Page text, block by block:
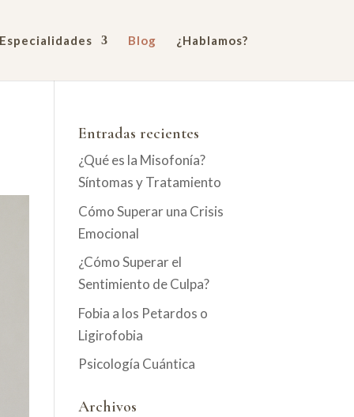
Blog ¿Hablamos?
Entradas recientes
¿Qué es la Misofonía?
Síntomas y Tratamiento
Cómo Superar una Crisis
Emocional
¿Cómo Superar el
Sentimiento de Culpa?
Fobia a los Petardos o
Ligirofobia
Psicología Cuántica
Archivos